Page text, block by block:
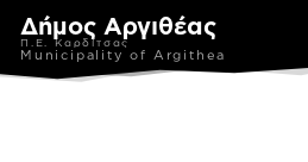
Δήμος Αργιθέας
Π.Ε. Καρδίτσας
Municipality of Argithea